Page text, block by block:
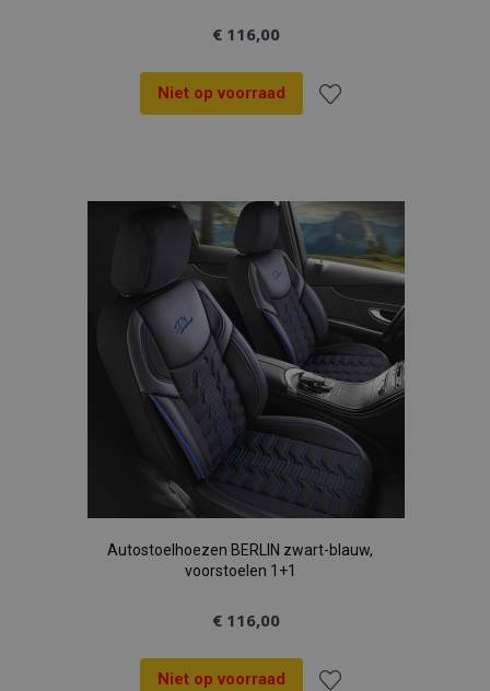
€ 116,00
Niet op voorraad
aan
verlanglijst
Autostoelhoezen BERLIN zwart-blauw,
voorstoelen 1+1
€ 116,00
Niet op voorraad